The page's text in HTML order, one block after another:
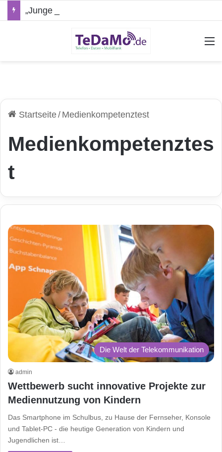
Startseite/ Medienkompetenztest
Medienkompetenztes
t
Die Welt der Telekommunikation
admin
Wettbewerb sucht innovative Projekte zur
Mediennutzung von Kindern
Das Smartphone im Schulbus, zu Hause der Fernseher, Konsole
und Tablet-PC - die heutige Generation von Kindern und
Jugendlichen ist…